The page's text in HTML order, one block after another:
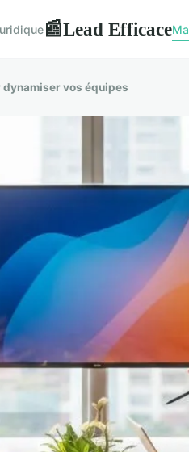
📰Lead Efficace
vos équipes